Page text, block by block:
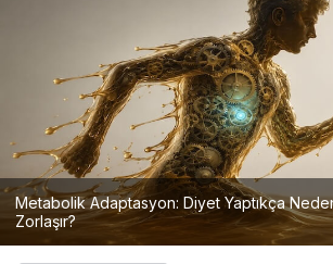
Metabolik Adaptasyon: Diyet Yaptıkça
Zorlaşır?